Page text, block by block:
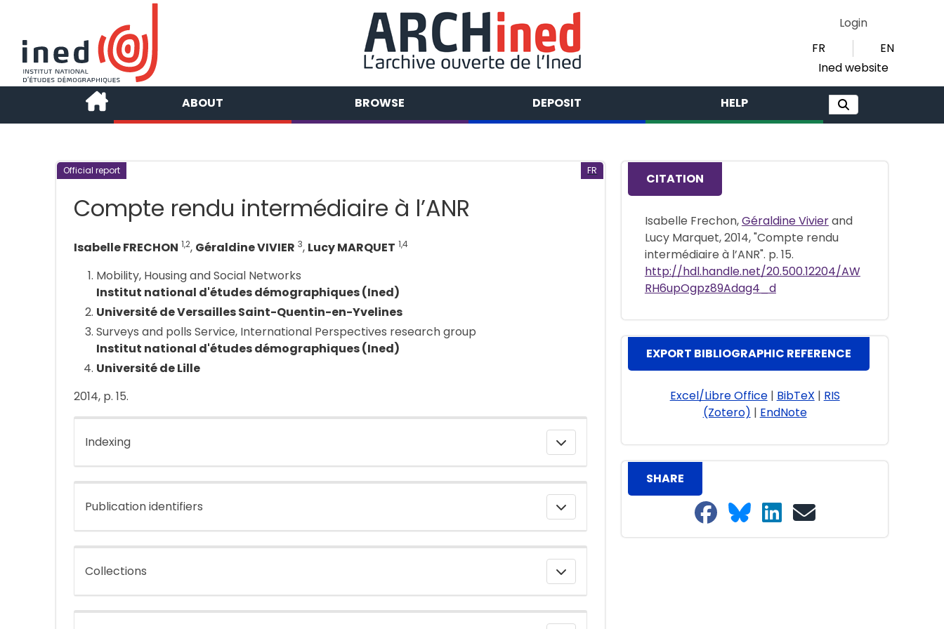
Login
FR
EN
Ined website
ABOUT BROWSE DEPOSIT HELP
Official report FR
Compte rendu intermédiaire à l’ANR
Isabelle FRECHON 1,2, Géraldine VIVIER 3, Lucy MARQUET 1,4
Mobility, Housing and Social Networks
Institut national d'études démographiques (Ined)
Université de Versailles Saint-Quentin-en-Yvelines
Surveys and polls Service, International Perspectives research group
Institut national d'études démographiques (Ined)
Université de Lille
2014, p. 15.
Indexing
Publication identifiers
Collections
CITATION
Isabelle Frechon,Géraldine Vivierand
Lucy Marquet, 2014, "Compte rendu
intermédiaire à l’ANR". p. 15.
http://hdl.handle.net/20.500.12204/AW
RH6upOgpz89Adag4_d
EXPORT BIBLIOGRAPHIC REFERENCE
Excel/Libre Office| BibTeX | RIS
(Zotero) | EndNote
SHARE
Share on Facebook
Share on Bluesky
Share on LinkedIn
Share on email